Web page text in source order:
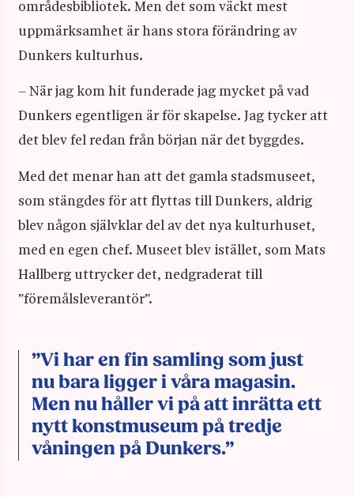
områdesbibliotek. Men det som väckt mest
uppmärksamhet är hans stora förändring av
Dunkers kulturhus.
– När jag kom hit funderade jag mycket på vad
Dunkers egentligen är för skapelse. Jag tycker att
det blev fel redan från början när det byggdes.
Med det menar han att det gamla stadsmuseet,
som stängdes för att flyttas till Dunkers, aldrig
blev någon självklar del av det nya kulturhuset,
med en egen chef. Museet blev istället, som Mats
Hallberg uttrycker det, nedgraderat till
”föremålsleverantör”.
”Vi har en fin samling som just
nu bara ligger i våra magasin.
Men nu håller vi på att inrätta ett
nytt konstmuseum på tredje
våningen på Dunkers.”